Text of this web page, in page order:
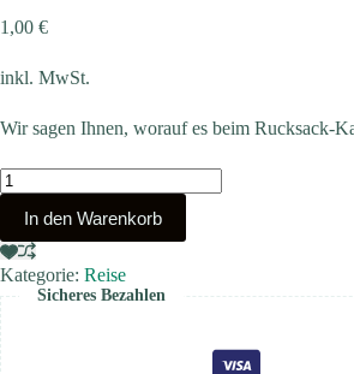
1,00 €
inkl. MwSt.
Wir sagen Ihnen, worauf es beim Rucksack-
Checkliste
Rucksack-
Kauf
Menge
In den Warenkorb
Kategorie: Reise
Sicheres Bezahlen